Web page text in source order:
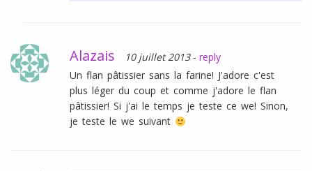
Alazais 10 juillet 2013 - reply
Un flan pâtissier sans la farine! J'adore c'est
plus léger du coup et comme j'adore le flan
pâtissier! Si j'ai le temps je teste ce we! Sinon,
je teste le we suivant